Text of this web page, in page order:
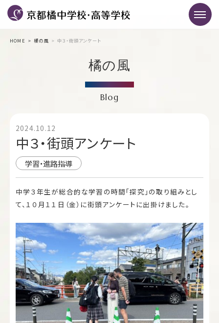
HOME 橘の風 中３・街頭アンケート
橘の風
Blog
2024.10.12
中３・街頭アンケート
学習・進路指導
中学３年生が総合的な学習の時間「探究」の取り組みとし
て、１０月１１日（金）に街頭アンケートに出掛けました。